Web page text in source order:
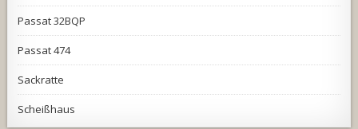
Passat 32BQP
Passat 474
Sackratte
Scheißhaus